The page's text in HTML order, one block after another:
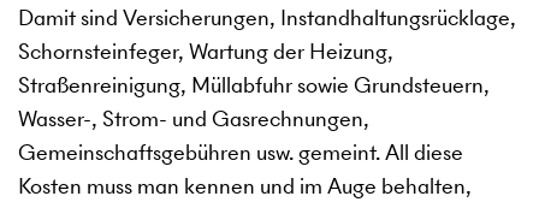
Damit sind Versicherungen, Instandhaltungsrücklage,
Schornsteinfeger, Wartung der Heizung,
Straßenreinigung, Müllabfuhr sowie Grundsteuern,
Wasser-, Strom- und Gasrechnungen,
Gemeinschaftsgebühren usw. gemeint. All diese
Kosten muss man kennen und im Auge behalten,